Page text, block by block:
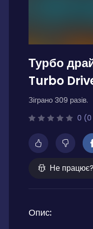
Турбо
Turbo
Зіграно 309 разів.
0 (0
Не працює?
Опис: